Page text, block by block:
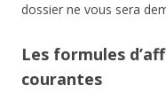
dossier ne vous sera
Les formules
courantes